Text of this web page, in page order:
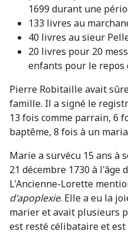
1699 durant une
133 livres au
40 livres au sieur
20 livres pour 20
enfants pour le repos
Pierre Robitaille avait
famille. Il a signé le
13 fois comme parrain, 6
baptême, 8 fois à un
Marie a survécu 15 ans à
21 décembre 1730 à l'âge
L'Ancienne-Lorette
d'apoplexie. Elle a eu la
marier et avait plusieurs
est resté célibataire et est